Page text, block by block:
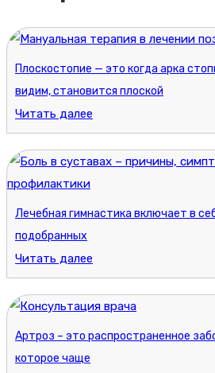
Плоскостопие — это когда арка
видим, становится плоской
Читать далее
Лечебная гимнастика включает в
подобранных
Читать далее
Артроз – это распространенное
которое чаще